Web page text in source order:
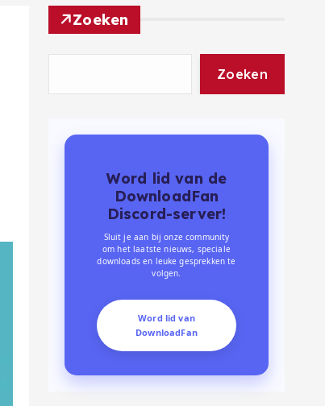
Zoeken
Zoeken
Word lid van de
DownloadFan
Discord-server!
Sluit je aan bij onze community
om het laatste nieuws, speciale
downloads en leuke gesprekken te
volgen.
Word lid van
DownloadFan